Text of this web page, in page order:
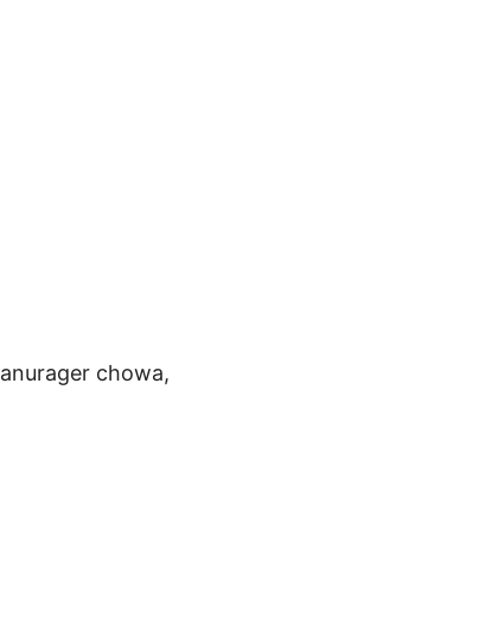
anurager chowa,